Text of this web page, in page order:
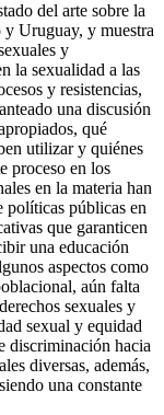
del arte sobre la
Uruguay, y muestra
y
la sexualidad a las
y resistencias,
una discusión
qué
utilizar y quiénes
proceso en los
en la materia han
políticas públicas en
que garanticen
una educación
aspectos como
aún falta
sexuales y
sexual y equidad
discriminación hacia
diversas, además,
una constante